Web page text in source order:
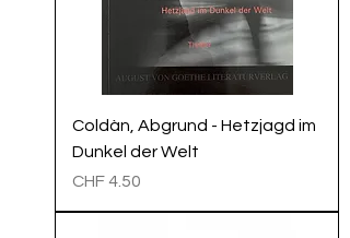
Coldàn, Abgrund - Hetzjagd im
Dunkel der Welt
Preis
CHF 4.50